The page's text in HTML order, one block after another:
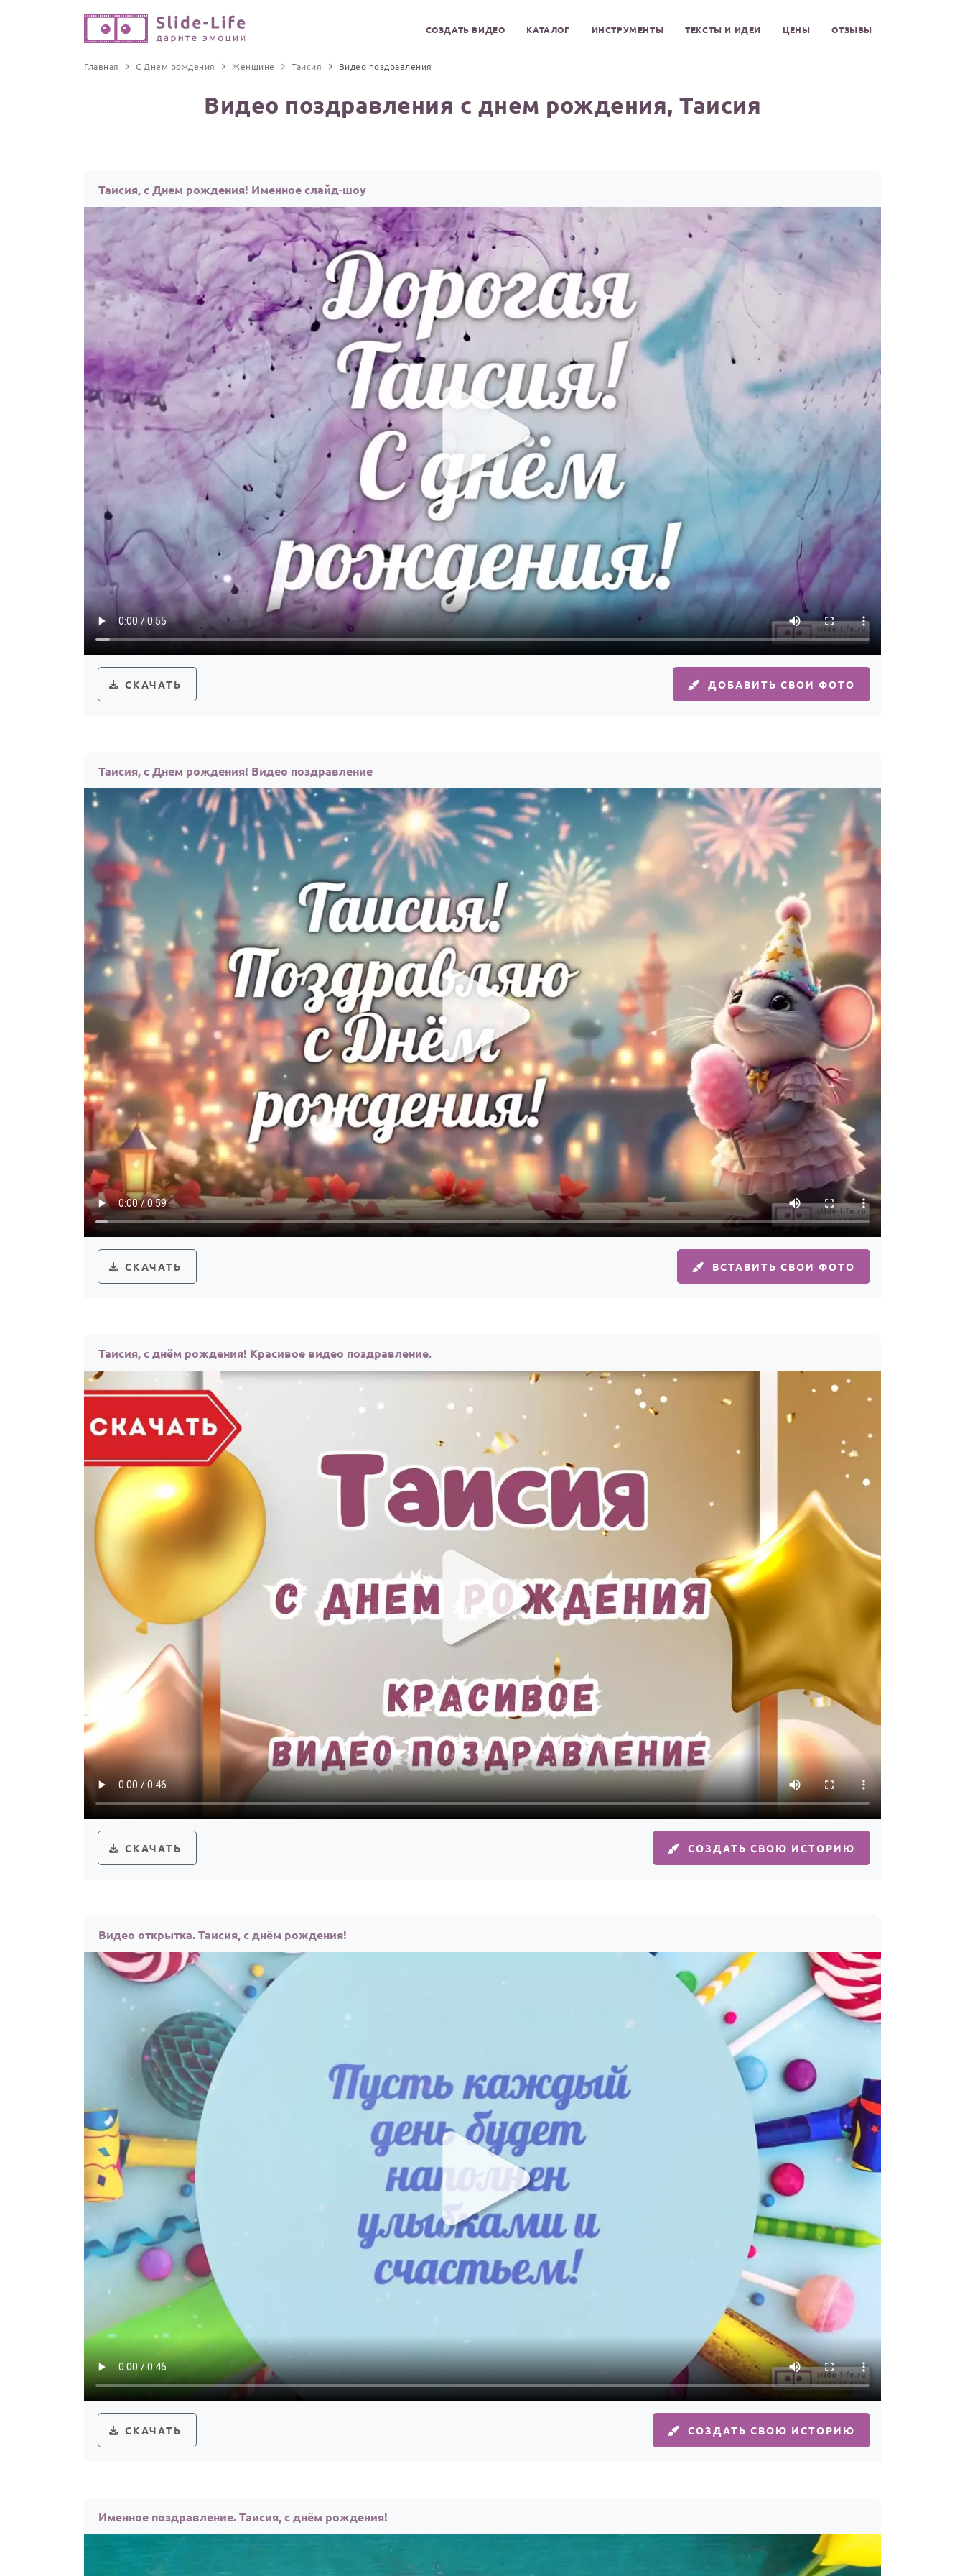
СОЗДАТЬ ВИДЕО КАТАЛОГ ИНСТРУМЕНТЫ ТЕКСТЫ И ИДЕИ ЦЕНЫ ОТЗЫВЫ
Главная С Днем рождения Женщине Таисия Видео поздравления
Видео поздравления с днем рождения, Таисия
Таисия, с Днем рождения! Именное слайд-шоу
СКАЧАТЬ ДОБАВИТЬ СВОИ ФОТО
Таисия, с Днем рождения! Видео поздравление
СКАЧАТЬ ВСТАВИТЬ СВОИ ФОТО
Таисия, с днём рождения! Красивое видео поздравление.
СКАЧАТЬ СОЗДАТЬ СВОЮ ИСТОРИЮ
Видео открытка. Таисия, с днём рождения!
СКАЧАТЬ СОЗДАТЬ СВОЮ ИСТОРИЮ
Именное поздравление. Таисия, с днём рождения!